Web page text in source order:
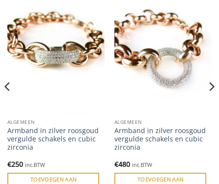
ALGEMEEN
Armband in zilver roosgoud
vergulde schakels en cubic
zirconia
€250 inc.BTW
TOEVOEGEN AAN
ALGEMEEN
Armband in zilver roosgoud
vergulde schakels en cubic
zirconia
€480 inc.BTW
TOEVOEGEN AAN